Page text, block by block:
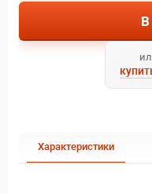
Характеристики